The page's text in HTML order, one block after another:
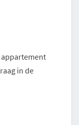
appartement
in de